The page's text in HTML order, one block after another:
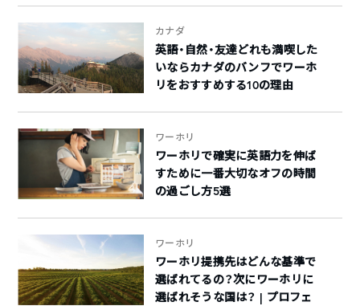
カナダ
英語・自然・友達どれも満喫した
いならカナダのバンフでワーホ
リをおすすめする10の理由
ワーホリ
ワーホリで確実に英語力を伸ば
すために一番大切なオフの時間
の過ごし方5選
ワーホリ
ワーホリ提携先はどんな基準で
選ばれてるの？次にワーホリに
選ばれそうな国は？ | プロフェ